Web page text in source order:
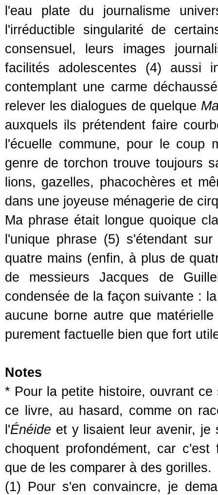
l'eau plate du journalisme
l'irréductible singularité de
consensuel, leurs images
facilités adolescentes (4) aussi
contemplant une carme
relever les dialogues de quelque
auxquels ils prétendent faire
l'écuelle commune, pour le coup
genre de torchon trouve toujours
lions, gazelles, phacochères et
dans une joyeuse ménagerie de
Ma phrase était longue quoique
l'unique phrase (5) s'étendant
quatre mains (enfin, à plus de
de messieurs Jacques de
condensée de la façon suivante :
aucune borne autre que
purement factuelle bien que fort
Notes
* Pour la petite histoire, ouvrant
ce livre, au hasard, comme on
l'Énéide et y lisaient leur avenir, je
choquent profondément, car
que de les comparer à des gorilles.
(1) Pour s'en convaincre, je